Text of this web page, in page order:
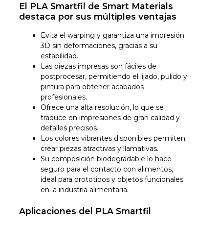
El PLA Smartfil de Smart Materials
destaca por sus múltiples ventajas
Evita el warping y garantiza una impresión
3D sin deformaciones, gracias a su
estabilidad.
Las piezas impresas son fáciles de
postprocesar, permitiendo el lijado, pulido y
pintura para obtener acabados
profesionales.
Ofrece una alta resolución, lo que se
traduce en impresiones de gran calidad y
detalles precisos.
Los colores vibrantes disponibles permiten
crear piezas atractivas y llamativas.
Su composición biodegradable lo hace
seguro para el contacto con alimentos,
ideal para prototipos y objetos funcionales
en la industria alimentaria.
Aplicaciones del PLA Smartfil